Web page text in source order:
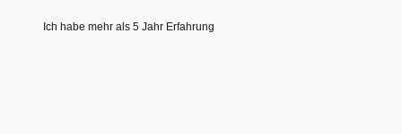
Ich habe mehr als 5 Jahr Erfahrung